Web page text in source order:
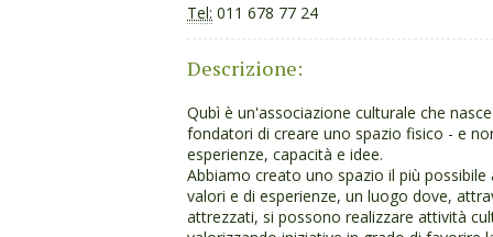
Tel: 011 678 77 24
Descrizione:
Qubì è un'associazione culturale che
fondatori di creare uno spazio fisico - e
esperienze, capacità e idee.
Abbiamo creato uno spazio il più
valori e di esperienze, un luogo dove,
attrezzati, si possono realizzare attività